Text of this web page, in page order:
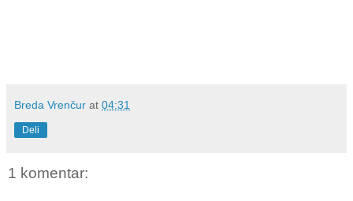
Breda Vrenčur at 04:31
Deli
1 komentar: